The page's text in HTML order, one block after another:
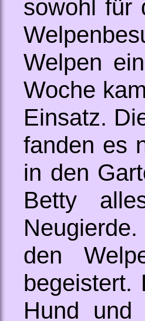
sowohl für
Welpen
Woche
Einsatz.
fanden es
in den
Betty
den
begeistert.
Hund und